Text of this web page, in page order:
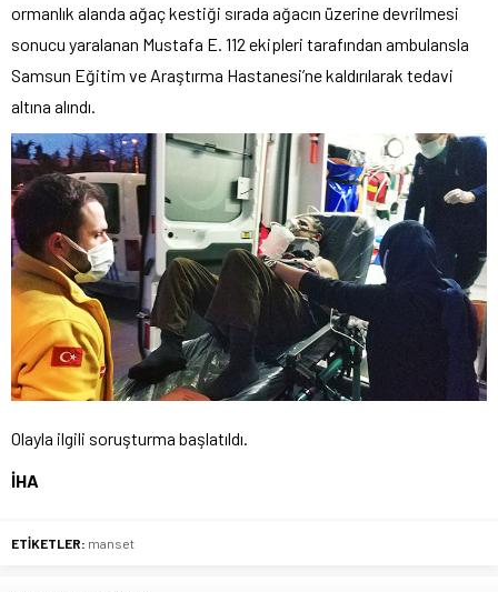
ormanlık alanda ağaç kestiği sırada ağacın üzerine devrilmesi
sonucu yaralanan Mustafa E. 112 ekipleri tarafından ambulansla
Samsun Eğitim ve Araştırma Hastanesi’ne kaldırılarak tedavi
altına alındı.
Olayla ilgili soruşturma başlatıldı.
İHA
ETİKETLER: manset